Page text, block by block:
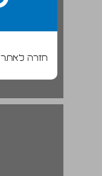
חזרה לאתר